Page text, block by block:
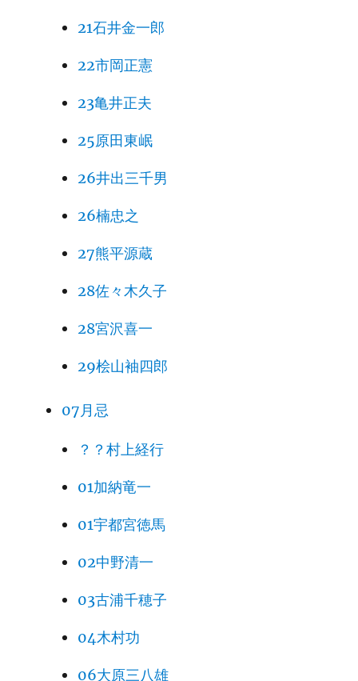
21石井金一郎
22市岡正憲
23亀井正夫
25原田東岷
26井出三千男
26楠忠之
27熊平源蔵
28佐々木久子
28宮沢喜一
29桧山袖四郎
07月忌
？？村上経行
01加納竜一
01宇都宮徳馬
02中野清一
03古浦千穂子
04木村功
06大原三八雄